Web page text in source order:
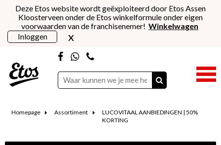
Deze Etos website wordt geëxploiteerd door Etos Assen
Kloosterveen onder de Etos winkelformule onder eigen
voorwaarden van de franchisenemer! Winkelwagen
Inloggen
x
Homepage Assortiment
LUCOVITAAL AANBIEDINGEN | 50%
KORTING